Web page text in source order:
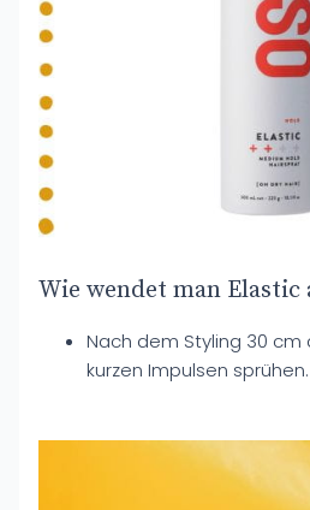
Wie wendet man Elastic
Nach dem Styling 30
kurzen Impulsen sprühen.